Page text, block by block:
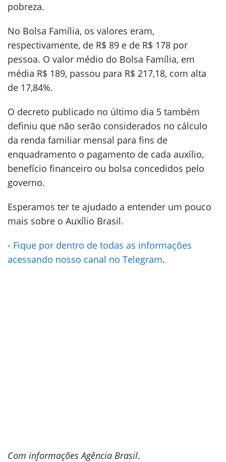
pobreza.
No Bolsa Família, os valores eram,
respectivamente, de R$ 89 e de R$ 178 por
pessoa. O valor médio do Bolsa Família, em
média R$ 189, passou para R$ 217,18, com alta
de 17,84%.
O decreto publicado no último dia 5 também
definiu que não serão considerados no cálculo
da renda familiar mensal para fins de
enquadramento o pagamento de cada auxílio,
benefício financeiro ou bolsa concedidos pelo
governo.
Esperamos ter te ajudado a entender um pouco
mais sobre o Auxílio Brasil.
- Fique por dentro de todas as informações
acessando nosso canal no Telegram.
Com informações Agência Brasil.